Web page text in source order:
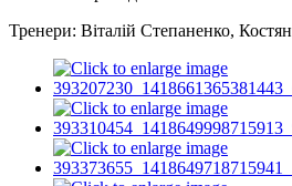
Тренери: Віталій Степаненко,